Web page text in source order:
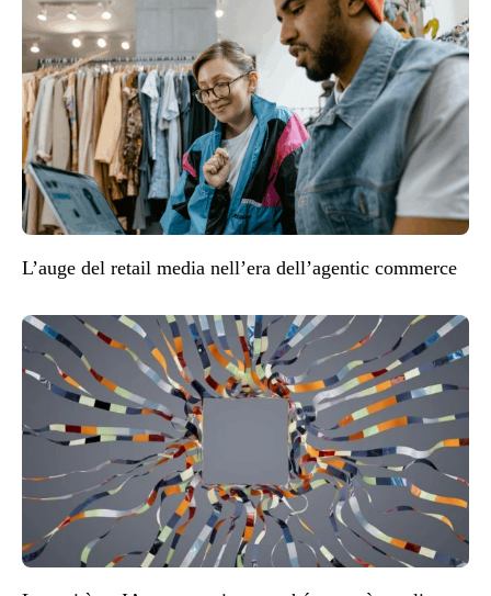
L’auge del retail media nell’era dell’agentic commerce